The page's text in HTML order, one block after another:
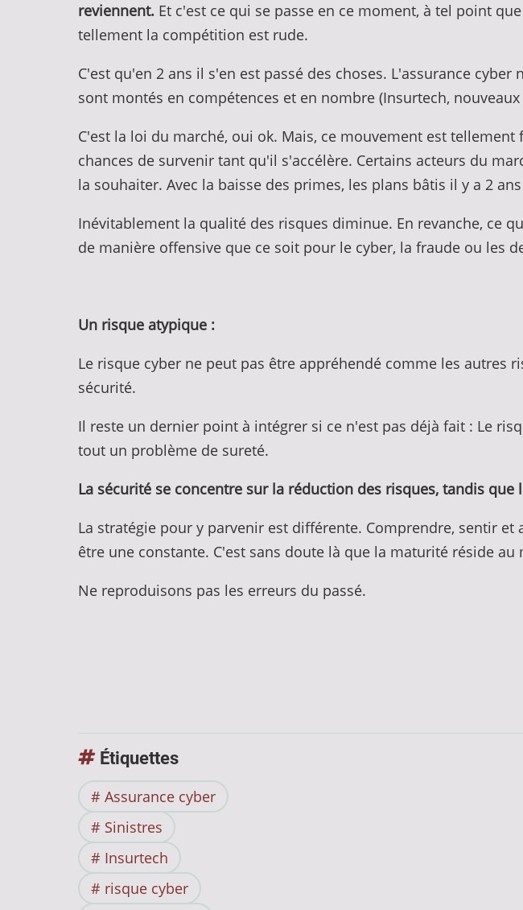
reviennent. Et c'est ce qui se passe en ce moment, à tel point
tellement la compétition est rude.
C'est qu'en 2 ans il s'en est passé des choses. L'assurance
sont montés en compétences et en nombre (Insurtech,
C'est la loi du marché, oui ok. Mais, ce mouvement est
chances de survenir tant qu'il s'accélère. Certains acteurs du
la souhaiter. Avec la baisse des primes, les plans bâtis il y a 2
Inévitablement la qualité des risques diminue. En revanche, ce
de manière offensive que ce soit pour le cyber, la fraude ou les
Un risque atypique :
Le risque cyber ne peut pas être appréhendé comme les autres
sécurité.
Il reste un dernier point à intégrer si ce n'est pas déjà fait : Le
tout un problème de sureté.
La sécurité se concentre sur la réduction des risques, tandis
La stratégie pour y parvenir est différente. Comprendre, sentir
être une constante. C'est sans doute là que la maturité réside
Ne reproduisons pas les erreurs du passé.
Étiquettes
Assurance cyber
Sinistres
Insurtech
risque cyber